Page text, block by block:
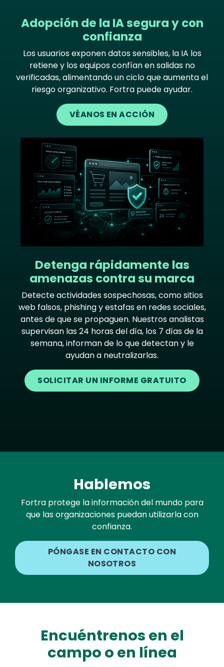
Adopción de la IA segura y con
confianza
Los usuarios exponen datos sensibles, la IA los
retiene y los equipos confían en salidas no
verificadas, alimentando un ciclo que aumenta el
riesgo organizativo. Fortra puede ayudar.
VÉANOS EN ACCIÓN
Detenga rápidamente las
amenazas contra su marca
Detecte actividades sospechosas, como sitios
web falsos, phishing y estafas en redes sociales,
antes de que se propaguen. Nuestros analistas
supervisan las 24 horas del día, los 7 días de la
semana, informan de lo que detectan y le
ayudan a neutralizarlas.
SOLICITAR UN INFORME GRATUITO
Hablemos
Fortra protege la información del mundo para
que las organizaciones puedan utilizarla con
confianza.
PÓNGASE EN CONTACTO CON
NOSOTROS
Encuéntrenos en el
campo o en línea